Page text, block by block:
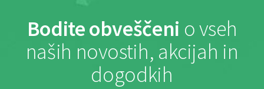
Bodite obveščeni o vseh
naših novostih, akcijah in
dogodkih